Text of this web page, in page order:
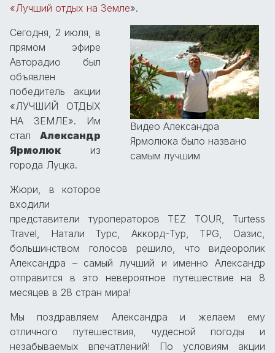
«Лучший отдых на Земле».
Видео Александра
Ярмолюка было названо
самым лучшим
Сегодня, 2 июля, в
прямом эфире
Авторадио был
объявлен
победитель акции
«ЛУЧШИЙ ОТДЫХ
НА ЗЕМЛЕ». Им
стал Александр
Ярмолюк из
города Луцка.
Жюри, в которое
входили
представители туроператоров TEZ TOUR, Turtess
Travel, Натали Турс, Аккорд-Тур, TPG, Оазис,
большинством голосов решило, что видеоролик
Александра – самый лучший и именно Александр
отправится в это невероятное путешествие на 8
месяцев в 28 стран мира!
Мы поздравляем Александра и желаем ему
отличного путешествия, чудесной погоды и
незабываемых впечатлений! По условиям акции